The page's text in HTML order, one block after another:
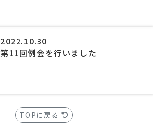
2022.10.30
第11回例会を行いました
TOPに戻る